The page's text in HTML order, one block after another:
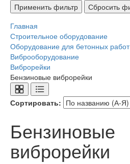
Главная
Строительное оборудование
Оборудование для бетонных работ
Виброоборудование
Виброрейки
Бензиновые виброрейки
Сортировать:
Бензиновые
виброрейки